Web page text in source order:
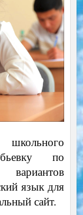
школьного
по
язык для
сайт.